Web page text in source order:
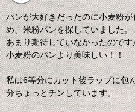
パンが大好きだったのに小麦粉
め、米粉パンを探していました。
あまり期待していなかったので
小麦粉のパンより美味しい！！
私は6等分にカット後ラップに包
分ちょっとチンしています。